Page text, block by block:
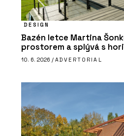
DESIGN
Bazén letce Martina
prostorem a splývá s
10. 6. 2026 / ADVERTORIAL